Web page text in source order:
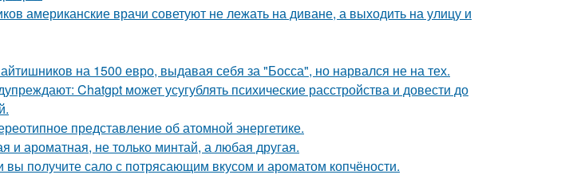
американские врачи советуют не лежать на диване, а выходить на улицу и
на 1500 евро, выдавая себя за "Босса", но нарвался не на тех.
Chatgpt может усугублять психические расстройства и довести до
представление об атомной энергетике.
и ароматная, не только минтай, а любая другая.
вы пoлучите сало с потрясающим вкусом и ароматом копчёности.